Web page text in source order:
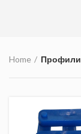
Home Профили